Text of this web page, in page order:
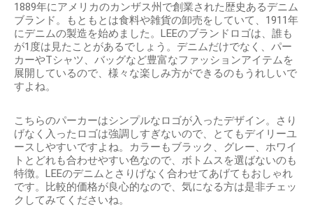
1889年にアメリカのカンザス州で創業された歴史あるデニム
ブランド。もともとは食料や雑貨の卸売をしていて、1911年
にデニムの製造を始めました。LEEのブランドロゴは、誰も
が1度は見たことがあるでしょう。デニムだけでなく、パー
カーやTシャツ、バッグなど豊富なファッションアイテムを
展開しているので、様々な楽しみ方ができるのもうれしいで
すよね。
こちらのパーカーはシンプルなロゴが入ったデザイン。さり
げなく入ったロゴは強調しすぎないので、とてもデイリーユ
ースしやすいですよね。カラーもブラック、グレー、ホワイ
トとどれも合わせやすい色なので、ボトムスを選ばないのも
特徴。LEEのデニムとさりげなく合わせてあげてもおしゃれ
です。比較的価格が良心的なので、気になる方は是非チェッ
クしてみてくださいね。